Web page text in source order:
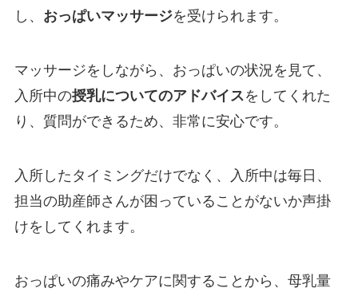
し、 おっぱいマッサージを受けられます。
マッサージをしながら、おっぱいの状況を見て、
入所中の授乳についてのアドバイスをしてくれた
り、質問ができるため、非常に安心です。
入所したタイミングだけでなく、入所中は毎日、
担当の助産師さんが困っていることがないか声掛
けをしてくれます。
おっぱいの痛みやケアに関することから、母乳量